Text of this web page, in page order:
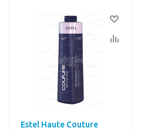
Estel Haute Couture